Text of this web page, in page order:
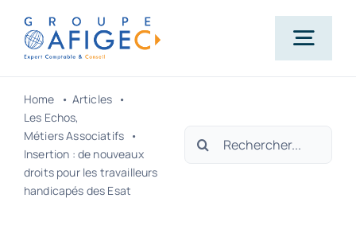
Passer
contenu
Qui-sommes-nous ?
Home
Articles
Les Echos
Métiers Associatifs
Insertion : de nouveaux
droits pour les travailleurs
handicapés des Esat
Rechercher: